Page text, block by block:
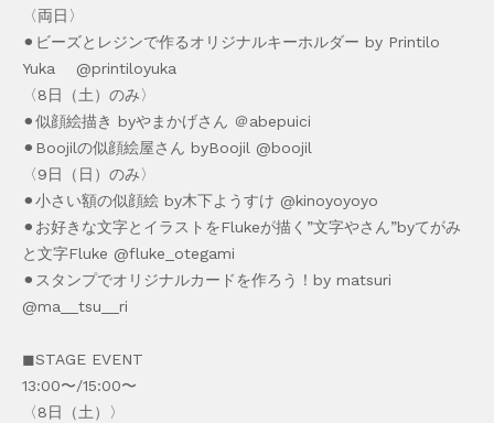
〈両日〉
⚫︎ビーズとレジンで作るオリジナルキーホルダー by Printilo
Yuka @printiloyuka
〈8日（土）のみ〉
⚫︎似顔絵描き byやまかげさん ＠abepuici
⚫︎Boojilの似顔絵屋さん byBoojil @boojil
〈9日（日）のみ〉
⚫︎小さい額の似顔絵 by木下ようすけ @kinoyoyoyo
⚫︎お好きな文字とイラストをFlukeが描く”文字やさん”byてがみ
と文字Fluke @fluke_otegami
⚫︎スタンプでオリジナルカードを作ろう！by matsuri
@ma__tsu__ri
◼︎STAGE EVENT
13:00〜/15:00〜
〈8日（土）〉